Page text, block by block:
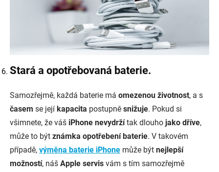
Stará a opotřebovaná baterie.
Samozřejmě, každá baterie má omezenou životnost, a s
časem se její kapacita postupně snižuje. Pokud si
všimnete, že váš iPhone nevydržítak dlouho jako dříve,
může to být známka opotřebení baterie. V takovém
případě, výměna baterie iPhone může být nejlepší
možností, náš Apple servis vám s tím samozřejmě